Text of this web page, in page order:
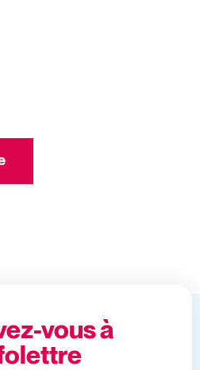
vous à